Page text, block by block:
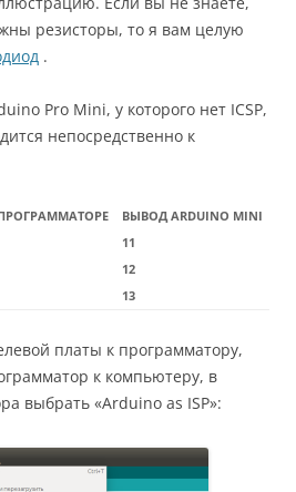
резисторы, то я вам целую
.
Pro Mini, у которого нет IСSP,
непосредственно к
ВЫВОД ARDUINO MINI
11
12
13
платы к программатору,
к компьютеру, в
выбрать «Arduino as ISP»: